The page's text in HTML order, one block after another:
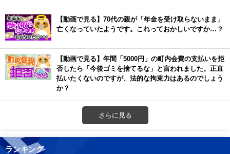
【動画で見る】70代の親が「年金を受け取らないまま」
亡くなっていたようです。これっておかしいですか…？
【動画で見る】年間「5000円」の町内会費の支払いを拒
否したら「今後ゴミを捨てるな」と言われました。正直
払いたくないのですが、法的な拘束力はあるのでしょう
か？
さらに見る
ランキング